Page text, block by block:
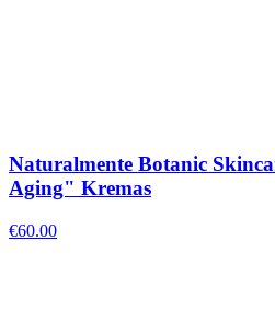
Naturalmente Botanic
Aging" Kremas
€60.00